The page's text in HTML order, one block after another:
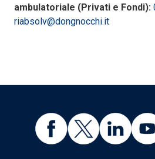
ambulatoriale (Privati e Fondi):
riabsolv@dongnocchi.it